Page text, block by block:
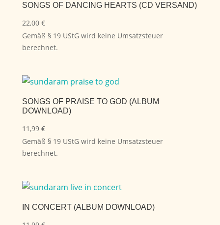
SONGS OF DANCING HEARTS (CD VERSAND)
22,00 €
Gemäß § 19 UStG wird keine Umsatzsteuer
berechnet.
SONGS OF PRAISE TO GOD (ALBUM
DOWNLOAD)
11,99 €
Gemäß § 19 UStG wird keine Umsatzsteuer
berechnet.
IN CONCERT (ALBUM DOWNLOAD)